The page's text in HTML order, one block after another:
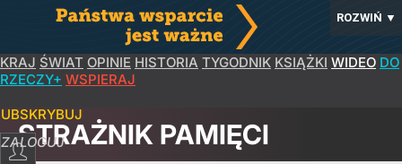
ROZWIŃ ▼
KRAJ ŚWIAT OPINIE HISTORIA TYGODNIK KSIĄŻKI WIDEO DO
RZECZY+ WSPIERAJ
ZALOGUJ
STRAŻNIK PAMIĘCI